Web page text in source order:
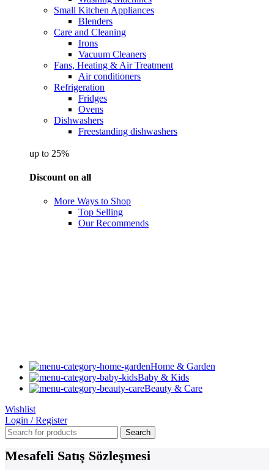
Small Kitchen Appliances
Blenders
Care and Cleaning
Irons
Vacuum Cleaners
Fans, Heating & Air Treatment
Air conditioners
Refrigeration
Fridges
Ovens
Dishwashers
Freestanding dishwashers
up to 25%
Discount on all
More Ways to Shop
Top Selling
Our Recommends
Home & Garden
Baby & Kids
Beauty & Care
Wishlist
Login / Register
Search
Mesafeli Satış Sözleşmesi